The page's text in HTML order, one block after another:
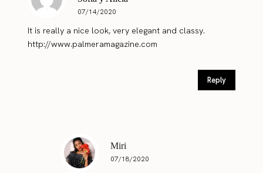
07/14/2020
It is really a nice look, very elegant and classy.
http://www.palmeramagazine.com
Reply
Miri
07/18/2020